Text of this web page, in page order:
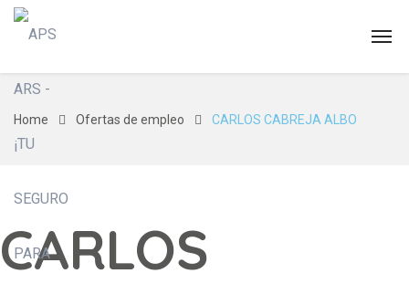
Home Ofertas de empleo CARLOS CABREJA ALBO
CARLOS